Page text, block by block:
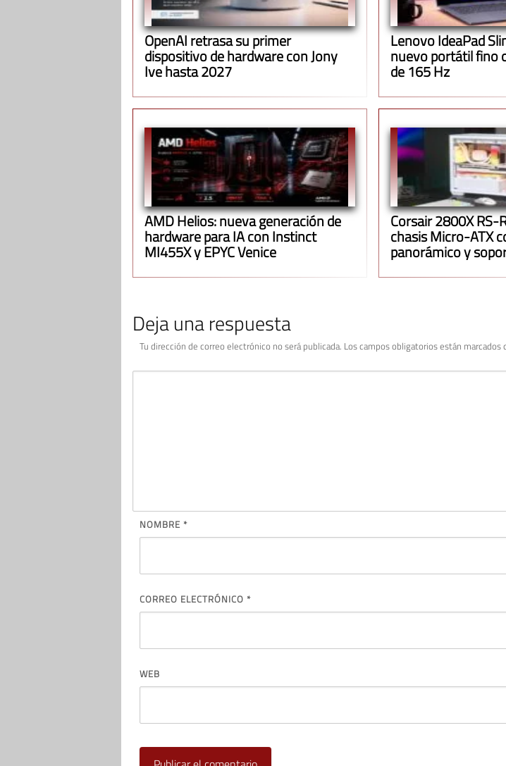
OpenAI retrasa su primer
dispositivo de hardware con Jony
Ive hasta 2027
Lenovo IdeaPad
nuevo portátil fino
de 165 Hz
AMD Helios: nueva generación de
hardware para IA con Instinct
MI455X y EPYC Venice
Corsair 2800X RS-
chasis Micro-ATX
panorámico y
Deja una respuesta
Tu dirección de correo electrónico no será publicada. Los campos obligatorios están marcados
NOMBRE *
CORREO ELECTRÓNICO *
WEB